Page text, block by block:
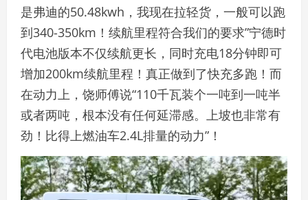
是弗迪的50.48kwh，我现在拉轻货，一般可以跑
到340-350km！续航里程符合我们的要求”宁德时
代电池版本不仅续航更长，同时充电18分钟即可
增加200km续航里程！真正做到了快充多跑！而
在动力上，饶师傅说“110千瓦装个一吨到一吨半
或者两吨，根本没有任何延滞感。上坡也非常有
劲！比得上燃油车2.4L排量的动力”！